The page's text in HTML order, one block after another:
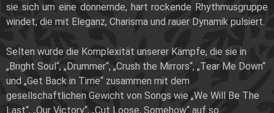
sie sich um eine donnernde, hart rockende Rhythmusgruppe
windet, die mit Eleganz, Charisma und rauer Dynamik pulsiert.
Selten wurde die Komplexität unserer Kämpfe, die sie in
„Bright Soul“, „Drummer“, „Crush the Mirrors“, „Tear Me Down“
und „Get Back in Time“ zusammen mit dem
gesellschaftlichen Gewicht von Songs wie „We Will Be The
Last“, „Our Victory“, „Cut Loose, Somehow“ auf so